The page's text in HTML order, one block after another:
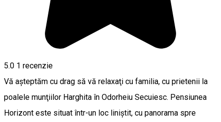
5.0 1 recenzie
Vă aşteptăm cu drag să vă relaxaţi cu familia, cu prietenii la
poalele munţiilor Harghita în Odorheiu Secuiesc. Pensiunea
Horizont este situat într-un loc liniştit, cu panorama spre